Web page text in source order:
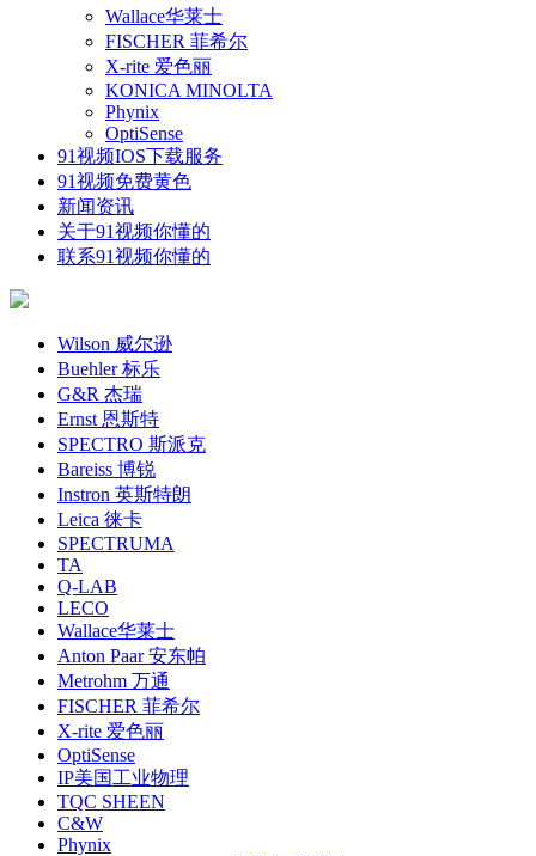
Wallace华莱士
FISCHER 菲希尔
X-rite 爱色丽
KONICA MINOLTA
Phynix
OptiSense
91视频IOS下载服务
91视频免费黄色
新闻资讯
关于91视频你懂的
联系91视频你懂的
Wilson 威尔逊
Buehler 标乐
G&R 杰瑞
Ernst 恩斯特
SPECTRO 斯派克
Bareiss 博锐
Instron 英斯特朗
Leica 徕卡
SPECTRUMA
TA
Q-LAB
LECO
Wallace华莱士
Anton Paar 安东帕
Metrohm 万通
FISCHER 菲希尔
X-rite 爱色丽
OptiSense
IP美国工业物理
TQC SHEEN
C&W
Phynix